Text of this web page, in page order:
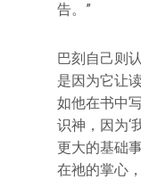
告。”
巴刻自己则
是因为它让
如他在书中
识神，因为‘
更大的基础
在祂的掌心